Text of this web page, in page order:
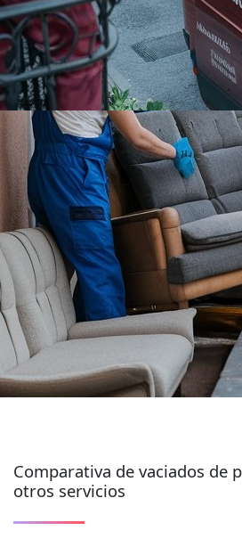
Comparativa de vaciados de
otros servicios